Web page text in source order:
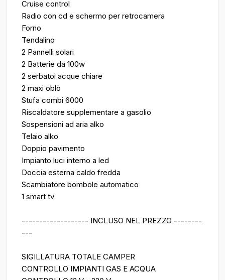
Cruise control
Radio con cd e schermo per retrocamera
Forno
Tendalino
2 Pannelli solari
2 Batterie da 100w
2 serbatoi acque chiare
2 maxi oblò
Stufa combi 6000
Riscaldatore supplementare a gasolio
Sospensioni ad aria alko
Telaio alko
Doppio pavimento
Impianto luci interno a led
Doccia esterna caldo fredda
Scambiatore bombole automatico
1 smart tv
------------------- INCLUSO NEL PREZZO --------
---
SIGILLATURA TOTALE CAMPER
CONTROLLO IMPIANTI GAS E ACQUA